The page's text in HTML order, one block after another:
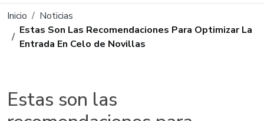
Ruta de navegación
Inicio
Noticias
Estas Son Las Recomendaciones Para Optimizar La
Entrada En Celo de Novillas
Estas son las